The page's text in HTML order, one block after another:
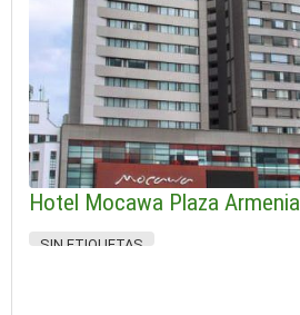
Hotel Mocawa Plaza Armenia
SIN ETIQUETAS